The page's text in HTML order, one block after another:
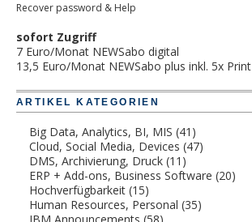
Recover password & Help
sofort Zugriff
7 Euro/Monat NEWSabo digital
13,5 Euro/Monat NEWSabo plus inkl. 5x Print
ARTIKEL KATEGORIEN
Big Data, Analytics, BI, MIS (41)
Cloud, Social Media, Devices (47)
DMS, Archivierung, Druck (11)
ERP + Add-ons, Business Software (20)
Hochverfügbarkeit (15)
Human Resources, Personal (35)